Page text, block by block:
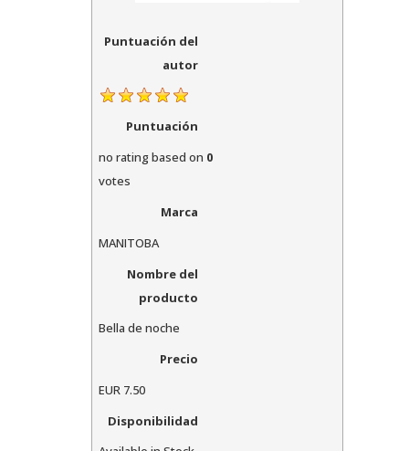
Puntuación del
autor
Puntuación
no ratingbased on 0
votes
Marca
MANITOBA
Nombre del
producto
Bella de noche
Precio
EUR7.50
Disponibilidad